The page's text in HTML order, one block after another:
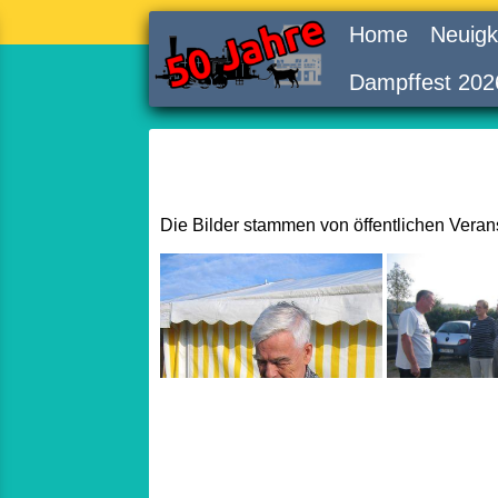
Home
Dampffest
Die Bilder stammen von öffentlichen